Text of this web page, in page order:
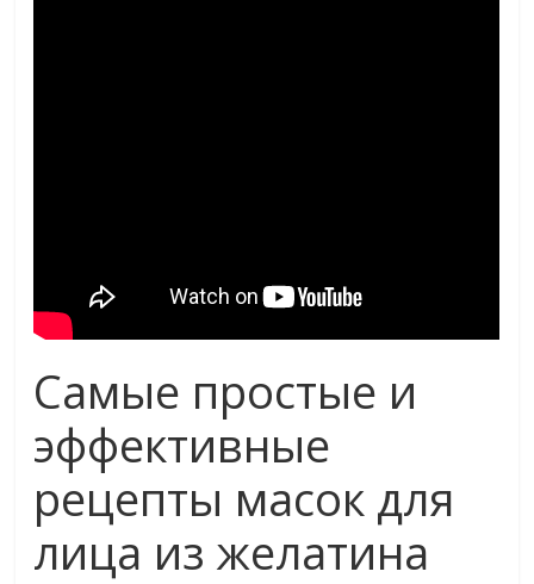
Самые простые и
эффективные
рецепты масок для
лица из желатина